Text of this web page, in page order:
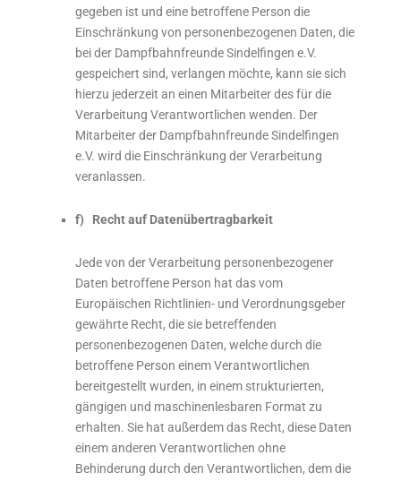
gegeben ist und eine betroffene Person die
Einschränkung von personenbezogenen Daten, die
bei der Dampfbahnfreunde Sindelfingen e.V.
gespeichert sind, verlangen möchte, kann sie sich
hierzu jederzeit an einen Mitarbeiter des für die
Verarbeitung Verantwortlichen wenden. Der
Mitarbeiter der Dampfbahnfreunde Sindelfingen
e.V. wird die Einschränkung der Verarbeitung
veranlassen.
f) Recht auf Datenübertragbarkeit
Jede von der Verarbeitung personenbezogener
Daten betroffene Person hat das vom
Europäischen Richtlinien- und Verordnungsgeber
gewährte Recht, die sie betreffenden
personenbezogenen Daten, welche durch die
betroffene Person einem Verantwortlichen
bereitgestellt wurden, in einem strukturierten,
gängigen und maschinenlesbaren Format zu
erhalten. Sie hat außerdem das Recht, diese Daten
einem anderen Verantwortlichen ohne
Behinderung durch den Verantwortlichen, dem die